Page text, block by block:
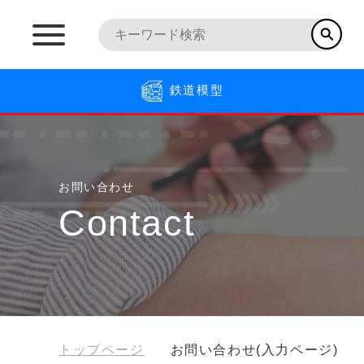
鉄道模型
お問い合わせ
Contact
トップページ お問い合わせ(入力ページ)